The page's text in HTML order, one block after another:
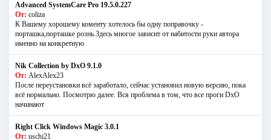
Advanced SystemCare Pro 19.5.0.227
От: coliza
К Вашему хорошему коменту хотелось бы одну поправочку -
порташка,порташке рознь.Здесь многое зависит от набитости руки автора
именно на конкретную
Nik Collection by DxO 9.1.0
От: AlexAlex23
После переустановки всё заработало, сейчас установил новую версию, пока
всё нормально. Посмотрю далее. Вся проблема в том, что все проги DxO
начинают
Right Click Windows Magic 3.0.1
От: uschi21